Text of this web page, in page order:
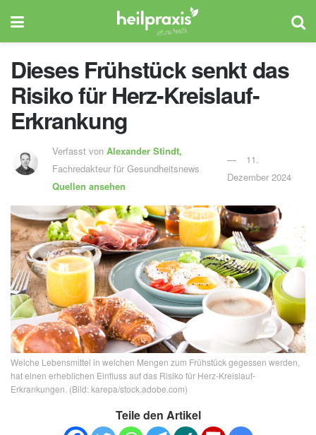
Dieses Frühstück senkt das
Risiko für Herz-Kreislauf-
Erkrankung
Verfasst von Alexander Stindt,
Fachredakteur für Gesundheitsnews
Quellen ansehen
11.
Dezember 2024
Welche Lebensmittel in welchen Mengen zum Frühstück gegessen werden,
hat einen erheblichen Einfluss auf das Risiko für Herz-Kreislauf-
Erkrankungen. (Bild: karepa/stock.adobe.com)
Teile den Artikel